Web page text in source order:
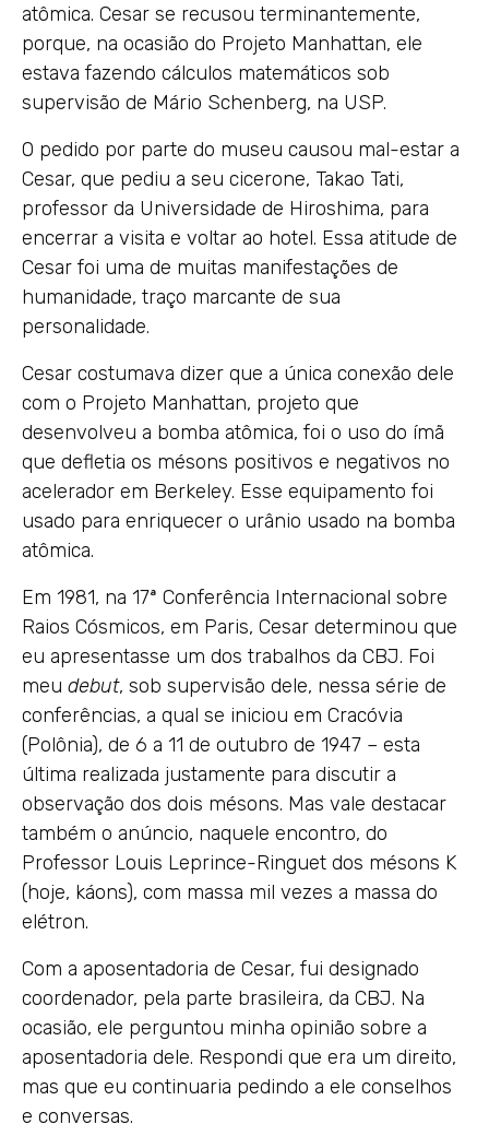
atômica. Cesar se recusou terminantemente,
porque, na ocasião do Projeto Manhattan, ele
estava fazendo cálculos matemáticos sob
supervisão de Mário Schenberg, na USP.
O pedido por parte do museu causou mal-estar a
Cesar, que pediu a seu cicerone, Takao Tati,
professor da Universidade de Hiroshima, para
encerrar a visita e voltar ao hotel. Essa atitude de
Cesar foi uma de muitas manifestações de
humanidade, traço marcante de sua
personalidade.
Cesar costumava dizer que a única conexão dele
com o Projeto Manhattan, projeto que
desenvolveu a bomba atômica, foi o uso do ímã
que defletia os mésons positivos e negativos no
acelerador em Berkeley. Esse equipamento foi
usado para enriquecer o urânio usado na bomba
atômica.
Em 1981, na 17ª Conferência Internacional sobre
Raios Cósmicos, em Paris, Cesar determinou que
eu apresentasse um dos trabalhos da CBJ. Foi
meu debut, sob supervisão dele, nessa série de
conferências, a qual se iniciou em Cracóvia
(Polônia), de 6 a 11 de outubro de 1947 – esta
última realizada justamente para discutir a
observação dos dois mésons. Mas vale destacar
também o anúncio, naquele encontro, do
Professor Louis Leprince-Ringuet dos mésons K
(hoje, káons), com massa mil vezes a massa do
elétron.
Com a aposentadoria de Cesar, fui designado
coordenador, pela parte brasileira, da CBJ. Na
ocasião, ele perguntou minha opinião sobre a
aposentadoria dele. Respondi que era um direito,
mas que eu continuaria pedindo a ele conselhos
e conversas.